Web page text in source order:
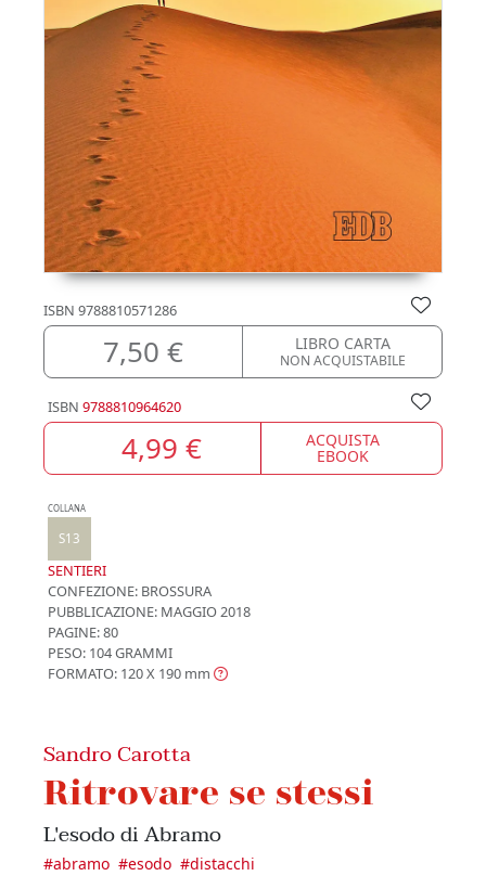
ISBN 9788810571286
7,50 € LIBRO CARTA
NON ACQUISTABILE
ISBN 9788810964620
4,99 € ACQUISTA
EBOOK
COLLANA
S13
SENTIERI
CONFEZIONE: BROSSURA
PUBBLICAZIONE: MAGGIO 2018
PAGINE: 80
PESO: 104 GRAMMI
FORMATO: 120 X 190 mm
Sandro Carotta
Ritrovare se stessi
L'esodo di Abramo
#abramo #esodo #distacchi